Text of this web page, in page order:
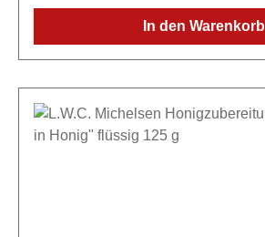
In den Warenkorb